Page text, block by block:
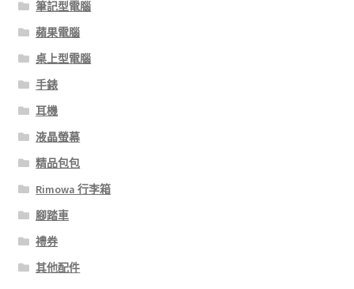
筆記型電腦
蘋果電腦
桌上型電腦
手錶
耳機
液晶螢幕
精品包包
Rimowa 行李箱
腳踏車
禮券
其他配件